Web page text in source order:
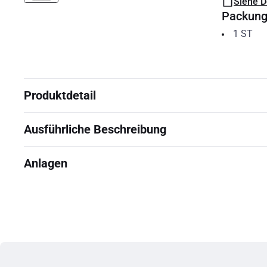
Packung
1 ST
Produktdetail
Ausführliche Beschreibung
Anlagen